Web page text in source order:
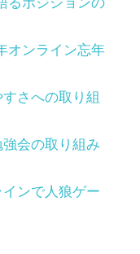
オンライン忘年
すさへの取り組
強会の取り組み
インで人狼ゲー